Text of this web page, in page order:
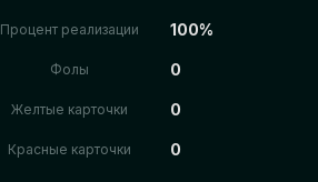
Процент реализации 100%
Фолы 0
Желтые карточки 0
Красные карточки 0